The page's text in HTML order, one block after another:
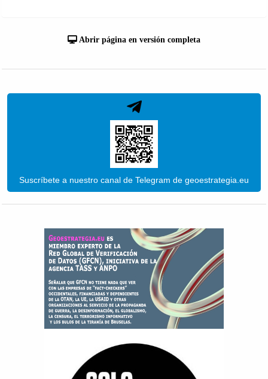
Abrir página en versión completa
Suscríbete a nuestro canal de Telegram de geoestrategia.eu